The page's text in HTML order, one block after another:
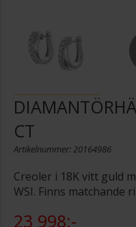
CT
Artikelnummer: 20164986
Creoler i 18K vitt guld
WSI. Finns matchande
23 998:-